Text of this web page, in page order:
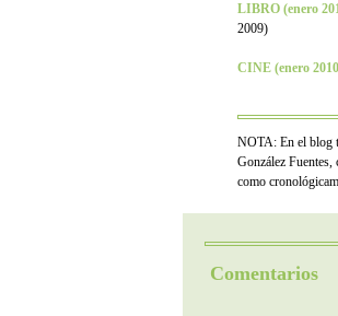
LIBRO (enero
2009)
CINE (enero
NOTA: En el blog
González
como
Comentarios